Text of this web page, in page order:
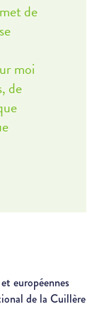
de
moi
de
européennes
de la Cuillère